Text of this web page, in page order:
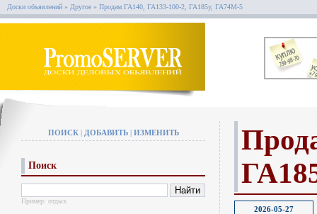
Доски объявлений » Другое » Продам ГА140, ГА133-100-2, ГА185у, ГА74M-5
ПОИСК| ДОБАВИТЬ| ИЗМЕНИТЬ
Поиск
Пример: отдых
2026-05-27